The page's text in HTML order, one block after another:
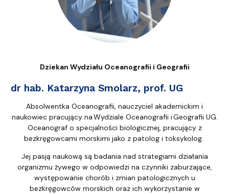
Dziekan Wydziału Oceanografii i Geografii
dr hab. Katarzyna Smolarz, prof. UG
Absolwentka Oceanografii, nauczyciel akademickim i
naukowiec pracujący na Wydziale Oceanografii i Geografii UG.
Oceanograf o specjalności biologicznej, pracujący z
bezkręgowcami morskimi jako z patolog i toksykolog.
Jej pasją naukową są badania nad strategiami działania
organizmu żywego w odpowiedzi na czynniki zaburzające,
występowanie chorób i zmian patologicznych u
bezkręgowców morskich oraz ich wykorzystanie w